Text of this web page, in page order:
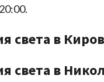
света в
света в